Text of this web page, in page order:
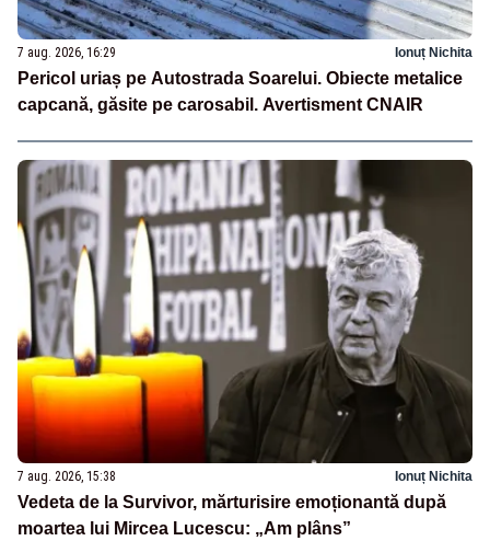
7 aug. 2026, 16:29 Ionuț Nichita
Pericol uriaș pe Autostrada Soarelui. Obiecte metalice
capcană, găsite pe carosabil. Avertisment CNAIR
7 aug. 2026, 15:38 Ionuț Nichita
Vedeta de la Survivor, mărturisire emoționantă după
moartea lui Mircea Lucescu: „Am plâns”